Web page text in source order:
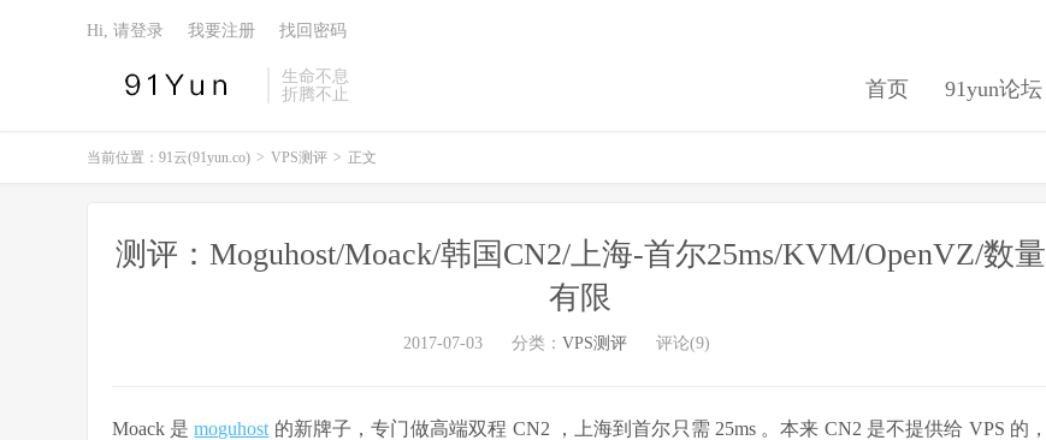
生命不息
折腾不止
首页 91yun论坛
Hi, 请登录 我要注册 找回密码
当前位置： 91云(91yun.co) > VPS测评 > 正文
测评：Moguhost/Moack/韩国CN2/上海-首尔25ms/KVM/OpenVZ/数量
有限
2017-07-03 分类： VPS测评 评论(9)
Moack 是moguhost 的新牌子，专门做高端双程 CN2 ，上海到首尔只需 25ms 。本来 CN2 是不提供给 VPS 的，